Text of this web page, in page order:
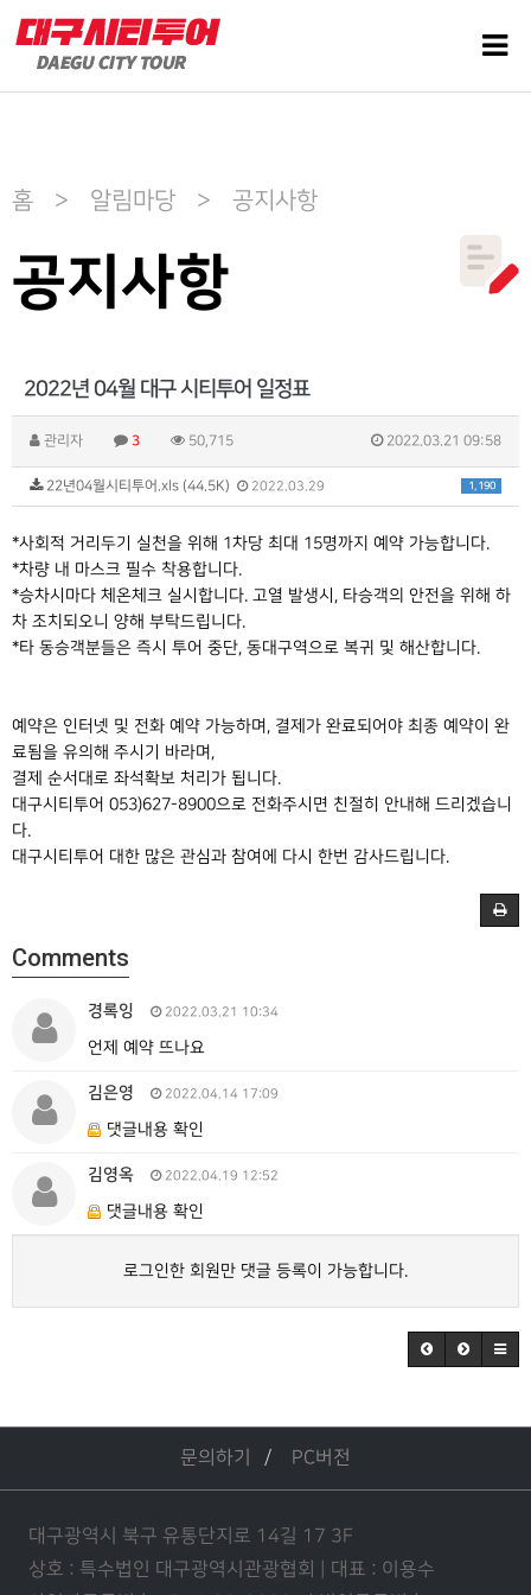
홈 > 알림마당 > 공지사항
공지사항
2022년 04월 대구 시티투어 일정표
관리자 3 50,715 2022.03.21 09:58
1,190
22년04월시티투어.xls (44.5K) 2022.03.29
*사회적 거리두기 실천을 위해 1차당 최대 15명까지 예약 가능합니다.
*차량 내 마스크 필수 착용합니다.
*승차시마다 체온체크 실시합니다. 고열 발생시, 타승객의 안전을 위해 하
차 조치되오니 양해 부탁드립니다.
*타 동승객분들은 즉시 투어 중단, 동대구역으로 복귀 및 해산합니다.
예약은 인터넷 및 전화 예약 가능하며, 결제가 완료되어야 최종 예약이 완
료됨을 유의해 주시기 바라며,
결제 순서대로 좌석확보 처리가 됩니다.
대구시티투어 053)627-8900으로 전화주시면 친절히 안내해 드리겠습니
다.
대구시티투어 대한 많은 관심과 참여에 다시 한번 감사드립니다.
Comments
경록잉 2022.03.21 10:34
언제 예약 뜨나요
김은영 2022.04.14 17:09
댓글내용 확인
김영옥 2022.04.19 12:52
댓글내용 확인
로그인한 회원만 댓글 등록이 가능합니다.
문의하기 PC버전
대구광역시 북구 유통단지로 14길 17 3F
상호 : 특수법인 대구광역시관광협회 | 대표 : 이용수